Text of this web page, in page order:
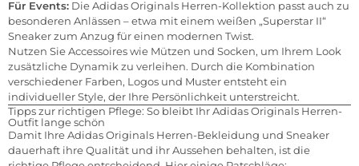
Für Events: Die Adidas Originals Herren-Kollektion passt auch zu
besonderen Anlässen – etwa mit einem weißen „Superstar II“
Sneaker zum Anzug für einen modernen Twist.
Nutzen Sie Accessoires wie Mützen und Socken, um Ihrem Look
zusätzliche Dynamik zu verleihen. Durch die Kombination
verschiedener Farben, Logos und Muster entsteht ein
individueller Style, der Ihre Persönlichkeit unterstreicht.
Tipps zur richtigen Pflege: So bleibt Ihr Adidas Originals Herren-
Outfit lange schön
Damit Ihre Adidas Originals Herren-Bekleidung und Sneaker
dauerhaft ihre Qualität und ihr Aussehen behalten, ist die